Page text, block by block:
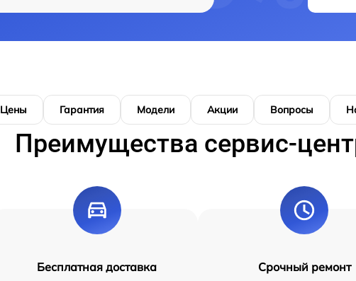
Цены Гарантия Модели Акции Вопросы
Преимущества сервис-
Бесплатная доставка Срочный ремонт